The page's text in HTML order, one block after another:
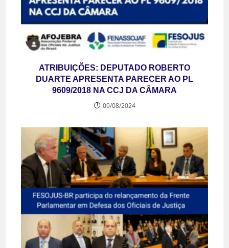
ATRIBUIÇÕES: DEPUTADO ROBERTO
DUARTE APRESENTA PARECER AO PL
9609/2018 NA CCJ DA CÂMARA
09/08/2024